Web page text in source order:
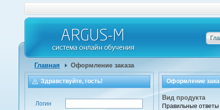
Главная Оформление заказа
Оформление
Вид продукта
Правильные ответы
Здравствуйте, гость!
Логин